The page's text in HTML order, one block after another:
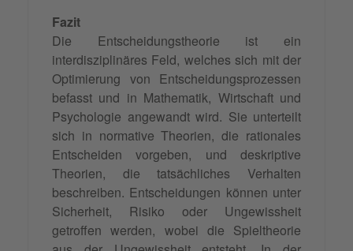
Fazit
Die Entscheidungstheorie ist ein
interdisziplinäres Feld, welches sich mit der
Optimierung von Entscheidungsprozessen
befasst und in Mathematik, Wirtschaft und
Psychologie angewandt wird. Sie unterteilt
sich in normative Theorien, die rationales
Entscheiden vorgeben, und deskriptive
Theorien, die tatsächliches Verhalten
beschreiben. Entscheidungen können unter
Sicherheit, Risiko oder Ungewissheit
getroffen werden, wobei die Spieltheorie